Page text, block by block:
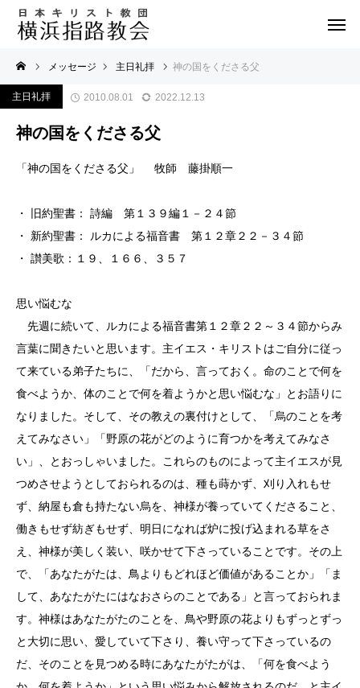
メッセージ 主日礼拝 神の国をくださる父
主日礼拝 2010.08.01 2022.12.13
神の国をくださる父
「神の国をくださる父」 牧師 藤掛順一
・ 旧約聖書： 詩編 第１３９編１－２４節
・ 新約聖書： ルカによる福音書 第１２章２２－３４節
・ 讃美歌：１９、１６６、３５７
思い悩むな
先週に続いて、ルカによる福音書第１２章２２～３４節からみ
言葉に聞きたいと思います。主イエス・キリストはご自分に従っ
て来ている弟子たちに、「だから、言っておく。命のことで何を
食べようか、体のことで何を着ようかと思い悩むな」とお語りに
なりました。そして、その教えの裏付けとして、「烏のことを考
えてみなさい」「野原の花がどのように育つかを考えてみなさ
い」、とおっしゃいました。これらのものによって主イエスが見
つめさせようとしておられるのは、種も蒔かず、刈り入れもせ
ず、納屋も倉も持たない烏を、神様が養っていてくださること、
働きもせず紡ぎもせず、明日になれば炉に投げ込まれる草をさ
え、神様が美しく装い、咲かせて下さっていることです。その上
で、「あなたがたは、鳥よりもどれほど価値があることか」「ま
して、あなたがたにはなおさらのことである」と言っておられま
す。神様はあなたがたのことを、鳥や野原の花よりもずっとずっ
と大切に思い、愛していて下さり、養い守って下さっているの
だ、そのことを見つめる時にあなたがたがは、「何を食べよう